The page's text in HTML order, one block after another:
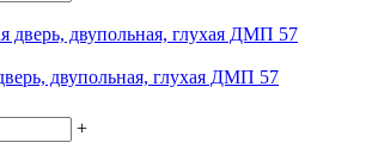
двупольная, глухая ДМП 57
+